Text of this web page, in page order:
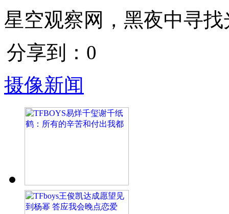
星空观察网，黑夜中寻找
分享到： 0
摄像新闻